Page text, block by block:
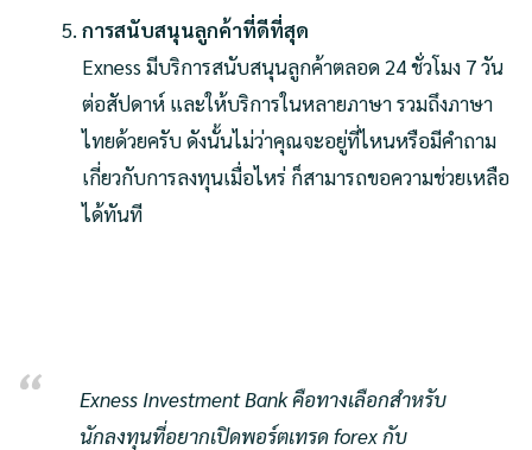
การสนับสนุนลูกค้าที่ดีที่สุด
Exness มีบริการสนับสนุนลูกค้าตลอด 24 ชั่วโมง 7 วัน
ต่อสัปดาห์ และให้บริการในหลายภาษา รวมถึงภาษา
ไทยด้วยครับ ดังนั้นไม่ว่าคุณจะอยู่ที่ไหนหรือมีคำถาม
เกี่ยวกับการลงทุนเมื่อไหร่ ก็สามารถขอความช่วยเหลือ
ได้ทันที
Exness Investment Bank คือทางเลือกสำหรับ
นักลงทุนที่อยากเปิดพอร์ตเทรด forex กับ